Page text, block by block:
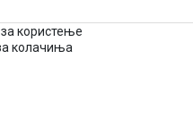
користење
колачиња